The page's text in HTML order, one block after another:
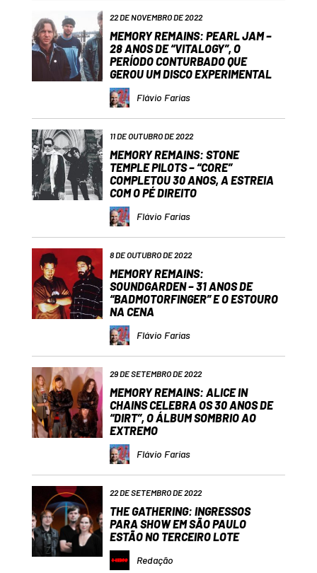
22 DE NOVEMBRO DE 2022
MEMORY REMAINS: PEARL JAM –
28 ANOS DE “VITALOGY”, O
PERÍODO CONTURBADO QUE
GEROU UM DISCO EXPERIMENTAL
Flávio Farias
11 DE OUTUBRO DE 2022
MEMORY REMAINS: STONE
TEMPLE PILOTS – “CORE”
COMPLETOU 30 ANOS, A ESTREIA
COM O PÉ DIREITO
Flávio Farias
8 DE OUTUBRO DE 2022
MEMORY REMAINS:
SOUNDGARDEN – 31 ANOS DE
“BADMOTORFINGER” E O ESTOURO
NA CENA
Flávio Farias
29 DE SETEMBRO DE 2022
MEMORY REMAINS: ALICE IN
CHAINS CELEBRA OS 30 ANOS DE
“DIRT”, O ÁLBUM SOMBRIO AO
EXTREMO
Flávio Farias
22 DE SETEMBRO DE 2022
THE GATHERING: INGRESSOS
PARA SHOW EM SÃO PAULO
ESTÃO NO TERCEIRO LOTE
Redação